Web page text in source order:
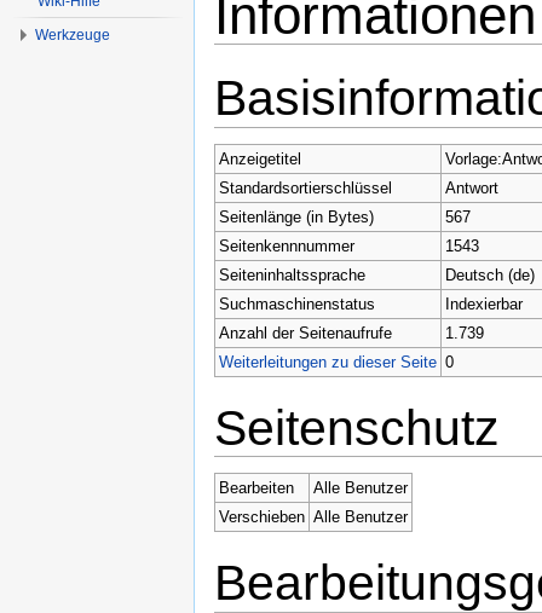
Anzeigetitel
Standardsortierschlüssel
Antwort
Seitenlänge (in Bytes)
567
Seitenkennnummer
1543
Seiteninhaltssprache
Deutsch (de)
Suchmaschinenstatus
Indexierbar
Anzahl der Seitenaufrufe
1.739
Weiterleitungen zu dieser Seite 0
Seitenschutz
Bearbeiten
Alle Benutzer
Verschieben Alle Benutzer
Werkzeuge